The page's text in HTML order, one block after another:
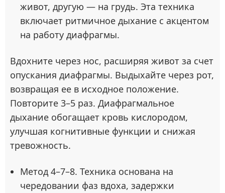
живот, другую — на грудь. Эта техника
включает ритмичное дыхание с акцентом
на работу диафрагмы.
Вдохните через нос, расширяя живот за счет
опускания диафрагмы. Выдыхайте через рот,
возвращая ее в исходное положение.
Повторите 3–5 раз. Диафрагмальное
дыхание обогащает кровь кислородом,
улучшая когнитивные функции и снижая
тревожность.
Метод 4–7–8. Техника основана на
чередовании фаз вдоха, задержки